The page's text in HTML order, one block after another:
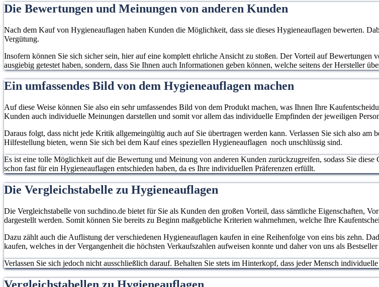
Die Bewertungen und Meinungen von anderen Kunden
Nach dem Kauf von Hygieneauflagen haben Kunden die Möglichkeit, dass sie dieses Hygieneauflagen bewerten.
Vergütung.
Insofern können Sie sich sicher sein, hier auf eine komplett ehrliche Ansicht zu stoßen. Der Vorteil auf Bewertungen
ausgiebig getestet haben, sondern, dass Sie Ihnen auch Informationen geben können, welche seitens der Hersteller
Ein umfassendes Bild von dem Hygieneauflagen machen
Auf diese Weise können Sie also ein sehr umfassendes Bild von dem Produkt machen, was Ihnen Ihre
Kunden auch individuelle Meinungen darstellen und somit vor allem das individuelle Empfinden der jeweiligen
Daraus folgt, dass nicht jede Kritik allgemeingültig auch auf Sie übertragen werden kann. Verlassen Sie sich also
Hilfestellung bieten, wenn Sie sich bei dem Kauf eines speziellen Hygieneauflagen noch unschlüssig sind.
Es ist eine tolle Möglichkeit auf die Bewertung und Meinung von anderen Kunden zurückzugreifen, sodass Sie
schon fast für ein Hygieneauflagen entschieden haben, da es Ihre individuellen Präferenzen erfüllt.
Die Vergleichstabelle zu Hygieneauflagen
Die Vergleichstabelle von suchdino.de bietet für Sie als Kunden den großen Vorteil, dass sämtliche Eigenschaften,
dargestellt werden. Somit können Sie bereits zu Beginn maßgebliche Kriterien wahrnehmen, welche Ihre
Dazu zählt auch die Auflistung der verschiedenen Hygieneauflagen kaufen in eine Reihenfolge von eins bis zehn.
kaufen, welches in der Vergangenheit die höchsten Verkaufszahlen aufweisen konnte und daher von uns als
Verlassen Sie sich jedoch nicht ausschließlich darauf. Behalten Sie stets im Hinterkopf, dass jeder Mensch